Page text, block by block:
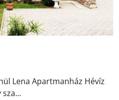
Lena Apartmanház Hévíz